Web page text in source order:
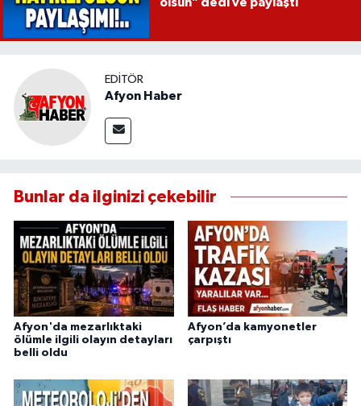
EDITÖR
Afyon Haber
Bunlar da ilginizi çekebilir
Afyon'da mezarlıktaki
ölümle ilgili olayın detayları
belli oldu
Afyon’da kamyonetler
çarpıştı